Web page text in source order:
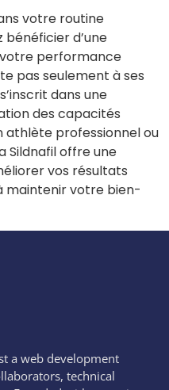
votre routine
bénéficier d’une
performance
pas seulement à ses
dans une
des capacités
athlète professionnel ou
Sildnafil offre une
vos résultats
maintenir votre bien-
a web development
technical